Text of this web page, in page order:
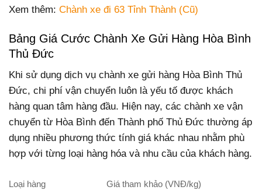
Xem thêm: Chành xe đi 63 Tỉnh Thành (Cũ)
Bảng Giá Cước Chành Xe Gửi Hàng Hòa Bình
Thủ Đức
Khi sử dụng dịch vụ chành xe gửi hàng Hòa Bình Thủ
Đức, chi phí vận chuyển luôn là yếu tố được khách
hàng quan tâm hàng đầu. Hiện nay, các chành xe vận
chuyển từ Hòa Bình đến Thành phố Thủ Đức thường áp
dụng nhiều phương thức tính giá khác nhau nhằm phù
hợp với từng loại hàng hóa và nhu cầu của khách hàng.
Loại hàng
Giá tham khảo (VNĐ/kg)